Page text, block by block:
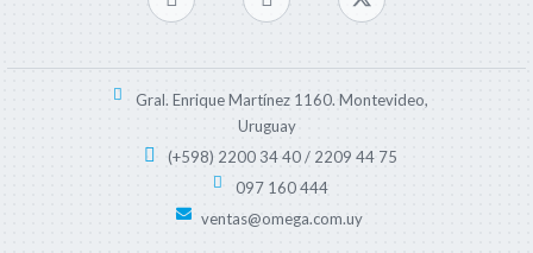
Gral. Enrique Martínez 1160. Montevideo,
Uruguay
(+598) 2200 34 40 / 2209 44 75
097 160 444
ventas@omega.com.uy